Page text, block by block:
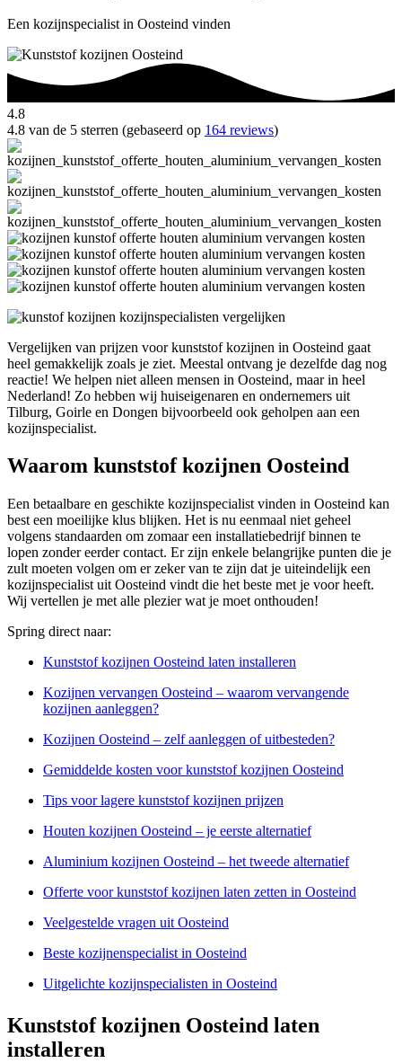
Een kozijnspecialist in Oosteind vinden
4.8
4.8 van de 5 sterren (gebaseerd op 164 reviews)
Vergelijken van prijzen voor kunststof kozijnen in Oosteind gaat
heel gemakkelijk zoals je ziet. Meestal ontvang je dezelfde dag nog
reactie! We helpen niet alleen mensen in Oosteind, maar in heel
Nederland! Zo hebben wij huiseigenaren en ondernemers uit
Tilburg, Goirle en Dongen bijvoorbeeld ook geholpen aan een
kozijnspecialist.
Waarom kunststof kozijnen Oosteind
Een betaalbare en geschikte kozijnspecialist vinden in Oosteind kan
best een moeilijke klus blijken. Het is nu eenmaal niet geheel
volgens standaarden om zomaar een installatiebedrijf binnen te
lopen zonder eerder contact. Er zijn enkele belangrijke punten die je
zult moeten volgen om er zeker van te zijn dat je uiteindelijk een
kozijnspecialist uit Oosteind vindt die het beste met je voor heeft.
Wij vertellen je met alle plezier wat je moet onthouden!
Spring direct naar:
Kunststof kozijnen Oosteind laten installeren
Kozijnen vervangen Oosteind – waarom vervangende
kozijnen aanleggen?
Kozijnen Oosteind – zelf aanleggen of uitbesteden?
Gemiddelde kosten voor kunststof kozijnen Oosteind
Tips voor lagere kunststof kozijnen prijzen
Houten kozijnen Oosteind – je eerste alternatief
Aluminium kozijnen Oosteind – het tweede alternatief
Offerte voor kunststof kozijnen laten zetten in Oosteind
Veelgestelde vragen uit Oosteind
Beste kozijnenspecialist in Oosteind
Uitgelichte kozijnspecialisten in Oosteind
Kunststof kozijnen Oosteind laten
installeren